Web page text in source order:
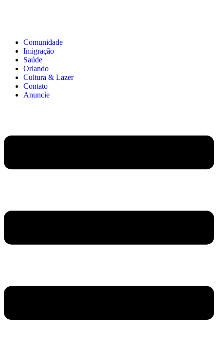
Comunidade
Imigração
Saúde
Orlando
Cultura & Lazer
Contato
Anuncie